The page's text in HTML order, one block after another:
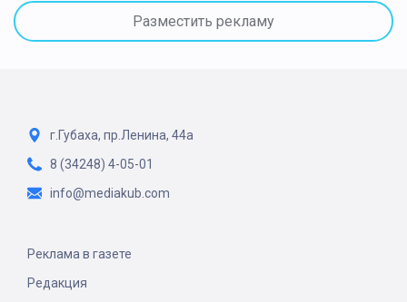
Разместить рекламу
г.Губаха, пр.Ленина, 44а
8 (34248) 4-05-01
info@mediakub.com
Реклама в газете
Редакция